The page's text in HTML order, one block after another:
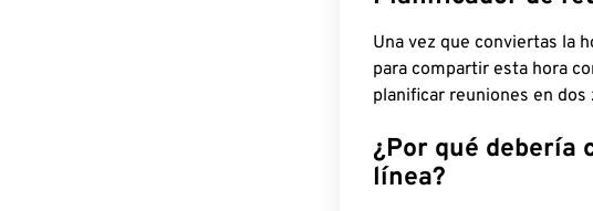
Una vez que conviertas la
para compartir esta hora
planificar reuniones en
¿Por qué debería
línea?